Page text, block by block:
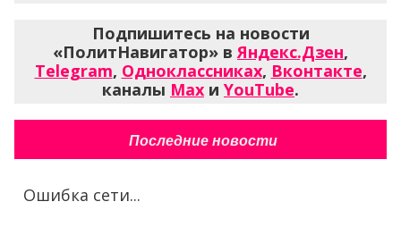
Подпишитесь на новости
«ПолитНавигатор» в Яндекс.Дзен,
Telegram, Одноклассниках, Вконтакте,
каналы Max и YouTube.
Последние новости
Ошибка сети...